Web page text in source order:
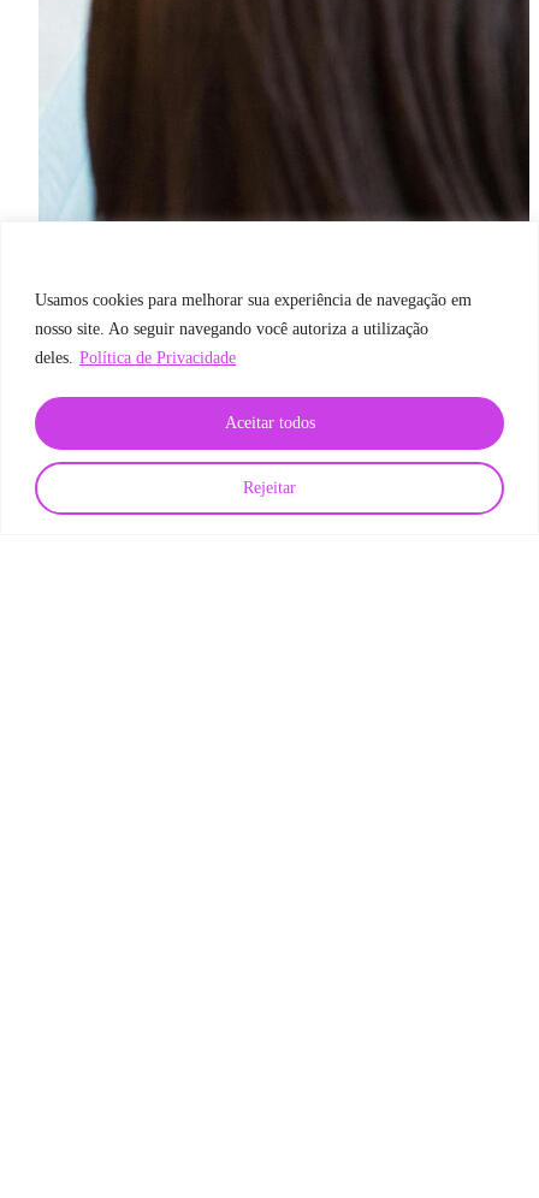
Usamos cookies para melhorar sua experiência de navegação em
nosso site. Ao seguir navegando você autoriza a utilização
deles. Política de Privacidade
Rejeitar
Aceitar todos